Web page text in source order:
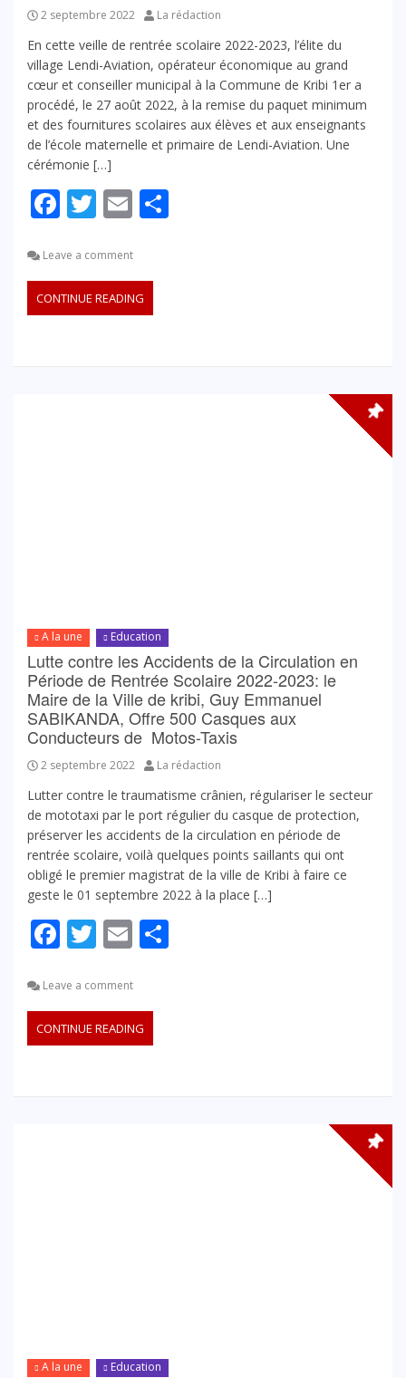
2 septembre 2022 La rédaction
En cette veille de rentrée scolaire 2022-2023, l’élite du
village Lendi-Aviation, opérateur économique au grand
cœur et conseiller municipal à la Commune de Kribi 1er a
procédé, le 27 août 2022, à la remise du paquet minimum
et des fournitures scolaires aux élèves et aux enseignants
de l’école maternelle et primaire de Lendi-Aviation. Une
cérémonie […]
Facebook
Twitter
Email
Leave a comment
CONTINUE READING
A la une Education
Lutte contre les Accidents de la Circulation en
Période de Rentrée Scolaire 2022-2023: le
Maire de la Ville de kribi, Guy Emmanuel
SABIKANDA, Offre 500 Casques aux
Conducteurs de Motos-Taxis
2 septembre 2022 La rédaction
Lutter contre le traumatisme crânien, régulariser le secteur
de mototaxi par le port régulier du casque de protection,
préserver les accidents de la circulation en période de
rentrée scolaire, voilà quelques points saillants qui ont
obligé le premier magistrat de la ville de Kribi à faire ce
geste le 01 septembre 2022 à la place […]
Facebook
Twitter
Email
Leave a comment
CONTINUE READING
A la une Education